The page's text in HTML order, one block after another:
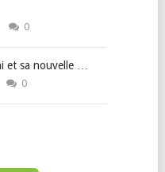
0
et sa nouvelle …
0